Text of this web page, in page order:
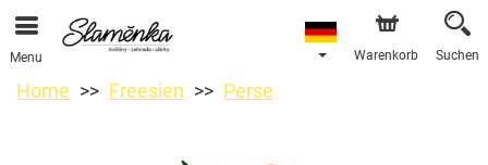
Menu Warenkorb Suchen
Home Freesien Perse